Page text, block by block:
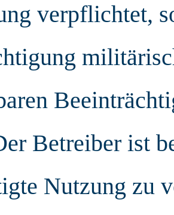
verpflichtet,
Betreiber ist
Nutzung zu